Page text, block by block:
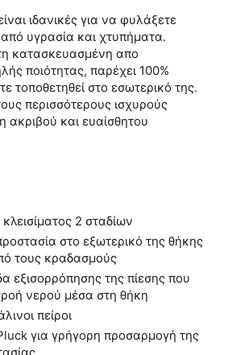
ιδανικές για να φυλάξετε
από υγρασία και χτυπήματα.
κατασκευασμένη απο
ποιότητας, παρέχει 100%
τοποθετηθεί στο εσωτερικό της.
περισσότερους ισχυρούς
ακριβού και ευαίσθητου
2 σταδίων
στο εξωτερικό της θήκης
τους κραδασμούς
εξισορρόπησης της πίεσης που
νερού μέσα στη θήκη
πείροι
για γρήγορη προσαρμογή της